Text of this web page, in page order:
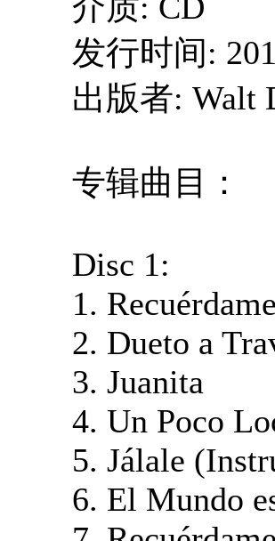
发行时间:
出版者: Walt
专辑曲目：
Disc 1:
1.
2. Dueto a
3. Juanita
4. Un Poco
5. Jálale
6. El Mundo